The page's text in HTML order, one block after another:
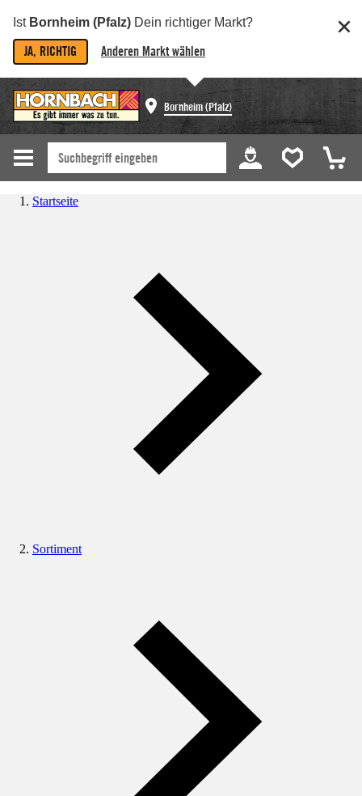
Ist Bornheim (Pfalz) Dein richtiger Markt?
JA, RICHTIG Anderen Markt wählen
Bornheim (Pfalz)
Startseite
Sortiment